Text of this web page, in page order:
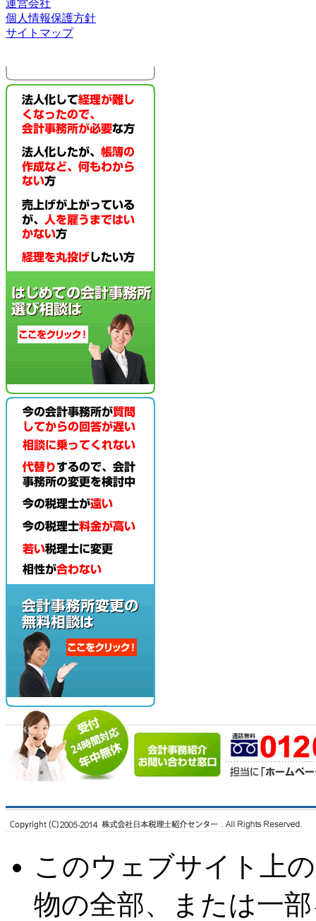
運営会社
個人情報保護方針
サイトマップ
このウェブサイト上
物の全部、または一